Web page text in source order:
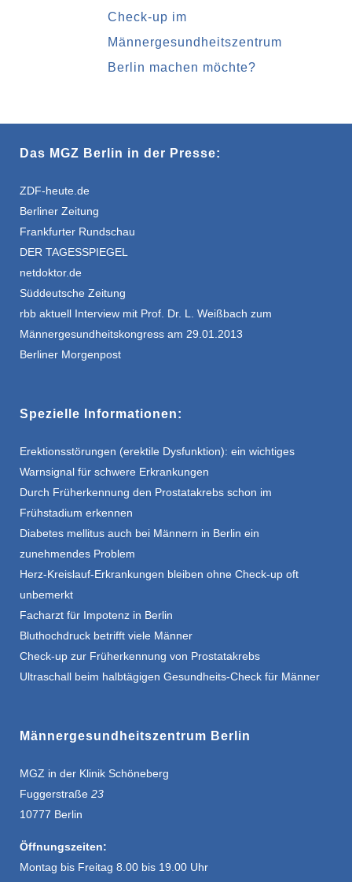
Check-up im
Männergesundheitszentrum
Berlin machen möchte?
Das MGZ Berlin in der Presse:
ZDF-heute.de
Berliner Zeitung
Frankfurter Rundschau
DER TAGESSPIEGEL
netdoktor.de
Süddeutsche Zeitung
rbb aktuell Interview mit Prof. Dr. L. Weißbach zum
Männergesundheitskongress am 29.01.2013
Berliner Morgenpost
Spezielle Informationen:
Erektionsstörungen (erektile Dysfunktion): ein wichtiges
Warnsignal für schwere Erkrankungen
Durch Früherkennung den Prostatakrebs schon im
Frühstadium erkennen
Diabetes mellitus auch bei Männern in Berlin ein
zunehmendes Problem
Herz-Kreislauf-Erkrankungen bleiben ohne Check-up oft
unbemerkt
Facharzt für Impotenz in Berlin
Bluthochdruck betrifft viele Männer
Check-up zur Früherkennung von Prostatakrebs
Ultraschall beim halbtägigen Gesundheits-Check für Männer
Männergesundheitszentrum Berlin
MGZ in der Klinik Schöneberg
Fuggerstraße 23
10777 Berlin
Öffnungszeiten:
Montag bis Freitag 8.00 bis 19.00 Uhr